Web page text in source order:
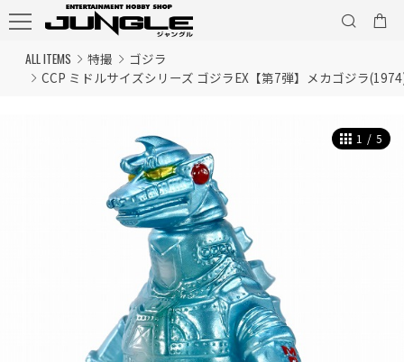
ALL ITEMS 特撮
ゴジラ
CCP ミドルサイズシリーズ ゴジラEX【第7弾】メカゴジラ
1 / 5